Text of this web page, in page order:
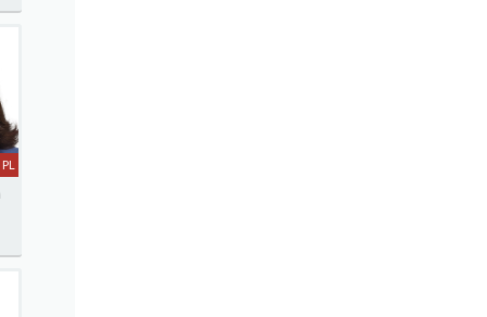
PL